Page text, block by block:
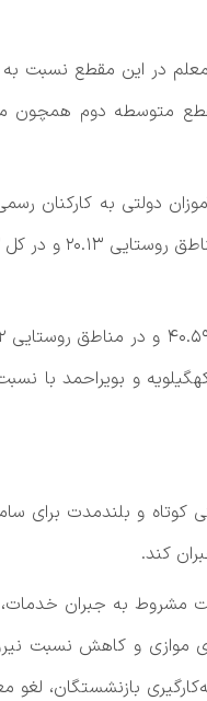
متوسطه دوم همچون
دولتی به کارکنان
همچنین ۲۱راهکار سیاستی
کند.
موازی و کاهش نسبت
۲فوریتی قانون منع